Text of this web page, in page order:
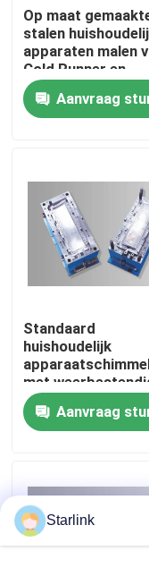
Thuis
Producten
Over ons
Fabriekstocht
Kwaliteitscontrole
NEEM CONTACT
Gevallen
Op maat
stalen
apparaten malen
Cold Runner en
Crisper Pan
kenmerken
Aanvraag
Standaard
huishoudelijk
met
UV- en 4140
Aanvraag
Starlink